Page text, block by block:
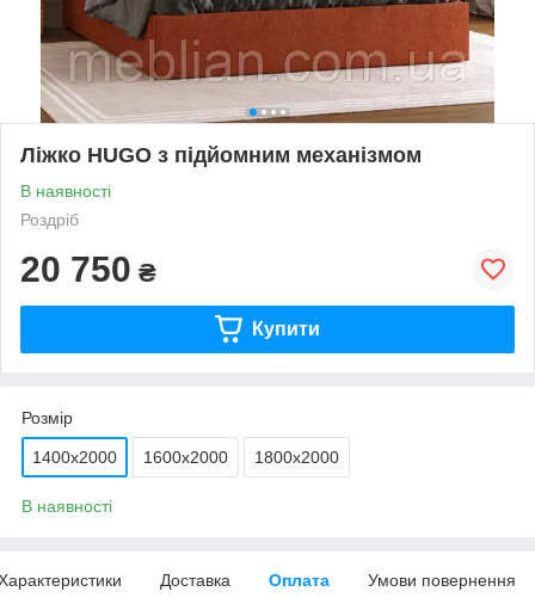
Ліжко HUGO з підйомним механізмом
В наявності
Роздріб
20 750 ₴
Купити
Розмір
1400х2000 1600х2000 1800х2000
В наявності
Доставка Оплата Умови повернення